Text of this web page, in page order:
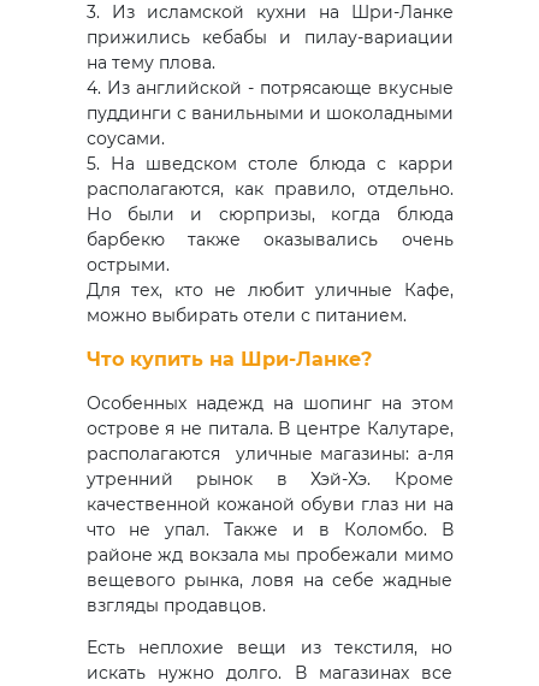
3. Из исламской кухни на Шри-Ланке
прижились кебабы и пилау-вариации
на тему плова.
4. Из английской - потрясающе вкусные
пуддинги с ванильными и шоколадными
соусами.
5. На шведском столе блюда с карри
располагаются, как правило, отдельно.
Но были и сюрпризы, когда блюда
барбекю также оказывались очень
острыми.
Для тех, кто не любит уличные Кафе,
можно выбирать отели с питанием.
Что купить на Шри-Ланке?
Особенных надежд на шопинг на этом
острове я не питала. В центре Калутаре,
располагаются уличные магазины: а-ля
утренний рынок в Хэй-Хэ. Кроме
качественной кожаной обуви глаз ни на
что не упал. Также и в Коломбо. В
районе жд вокзала мы пробежали мимо
вещевого рынка, ловя на себе жадные
взгляды продавцов.
Есть неплохие вещи из текстиля, но
искать нужно долго. В магазинах все